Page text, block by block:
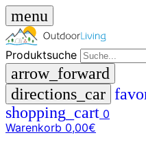
menu
Produktsuche
arrow_forward
directions_car
shopping_cart 0
Warenkorb 0,00€